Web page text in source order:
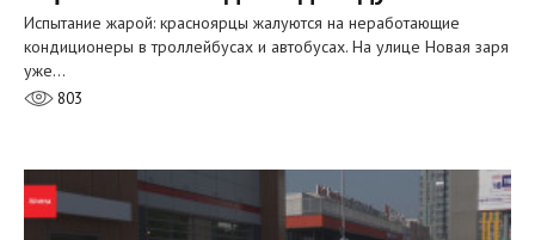
Испытание жарой: красноярцы жалуются на неработающие
кондиционеры в троллейбусах и автобусах. На улице Новая заря
уже…
803